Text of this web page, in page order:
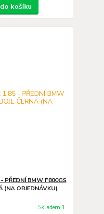
košíku
PŘEDNÍ BMW F800GS
(NA OBJEDNÁVKU)
Skladem 1